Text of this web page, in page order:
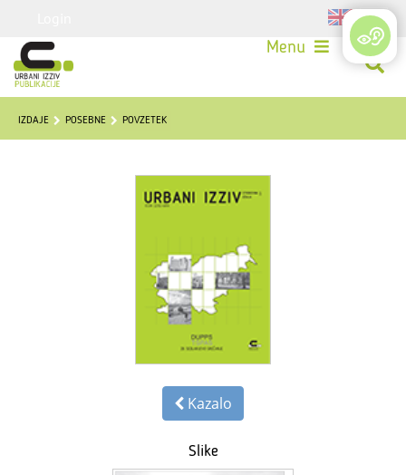
Menu
IZDAJE POSEBNE POVZETEK
Kazalo
Slike